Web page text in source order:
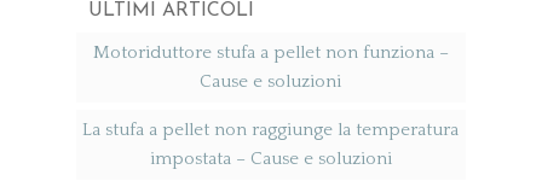
ULTIMI ARTICOLI
Motoriduttore stufa a pellet non funziona​ –
Cause e soluzioni
La stufa a pellet non raggiunge la temperatura
impostata​ – Cause e soluzioni